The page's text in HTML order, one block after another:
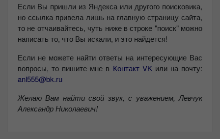
Если Вы пришли из Яндекса или другого поисковика,
но ссылка привела лишь на главную страницу сайта,
то не отчаивайтесь, чуть ниже в строке "поиск" можно
написать то, что Вы искали, и это найдется!
Если не можете найти ответы на интересующие Вас
вопросы, то пишите мне в Контакт VKили на почту:
anl555@bk.ru
Желаю Вам найти свой звук, с уважением, Левчук
Александр Николаевич!